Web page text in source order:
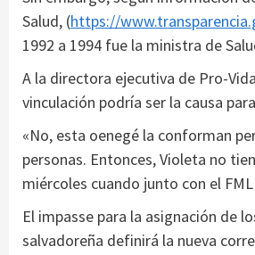
Salud, (https://
1992 a 1994 fue la ministra de
A la directora ejecutiva de Pro-
vinculación podría ser la causa
«No, esta oenegé la conforman
personas. Entonces, Violeta no
miércoles cuando junto con el
El impasse para la asignación de
salvadoreña definirá la nueva